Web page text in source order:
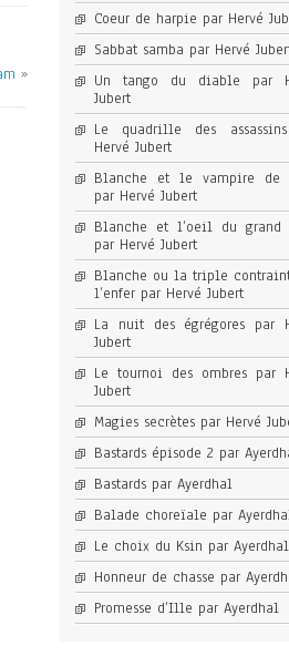
»
Coeur de harpie par Hervé
Sabbat samba par Hervé
Un tango du diable par
Jubert
Le quadrille des
Hervé Jubert
Blanche et le vampire de
par Hervé Jubert
Blanche et l’oeil du grand
par Hervé Jubert
Blanche ou la triple
l’enfer par Hervé Jubert
La nuit des égrégores par
Jubert
Le tournoi des ombres par
Jubert
Magies secrètes par Hervé
Bastards épisode 2 par
Bastards par Ayerdhal
Balade choreïale par
Le choix du Ksin par Ayerdhal
Honneur de chasse par
Promesse d’Ille par Ayerdhal